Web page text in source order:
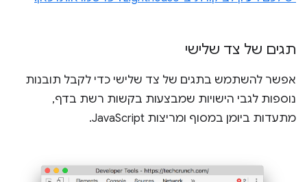
תגים של צד שלישי
אפשר להשתמש בתגים של צד שלישי כדי לקבל תובנות
נוספות לגבי הישויות שמבצעות בקשות רשת בדף,
מתעדות ביומן במסוף ומריצות JavaScript.